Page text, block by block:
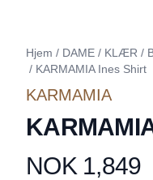
Hjem / DAME / KLÆR /
/ KARMAMIA Ines Shirt
KARMAMIA
Produktdetaljer
NOK 1,849